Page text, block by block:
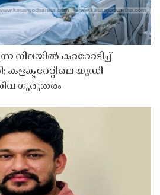
നിലയിൽ കാറോടിച്ച്
യുഡി
ഗുരുതരം